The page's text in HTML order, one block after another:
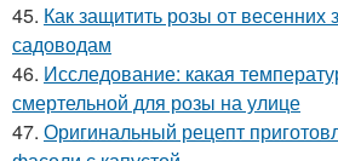
45. Как защитить розы от весенних
садоводам
46. Исследование: какая
смертельной для розы на улице
47. Оригинальный рецепт